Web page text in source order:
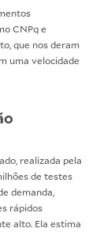
CNPq e
que nos deram
uma velocidade
realizada pela
de testes
demanda,
rápidos
alto. Ela estima